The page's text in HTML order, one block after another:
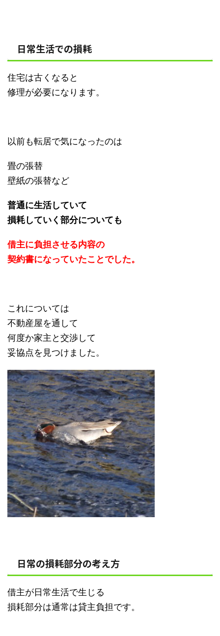
日常生活での損耗
住宅は古くなると
修理が必要になります。
以前も転居で気になったのは
畳の張替
壁紙の張替など
普通に生活していて
損耗していく部分についても
借主に負担させる内容の
契約書になっていたことでした。
これについては
不動産屋を通して
何度か家主と交渉して
妥協点を見つけました。
日常の損耗部分の考え方
借主が日常生活で生じる
損耗部分は通常は貸主負担です。